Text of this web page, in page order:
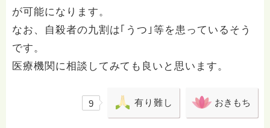
が可能になります。
なお、自殺者の九割は｢うつ｣等を患っているそう
です。
医療機関に相談してみても良いと思います。
9 有り難し おきもち